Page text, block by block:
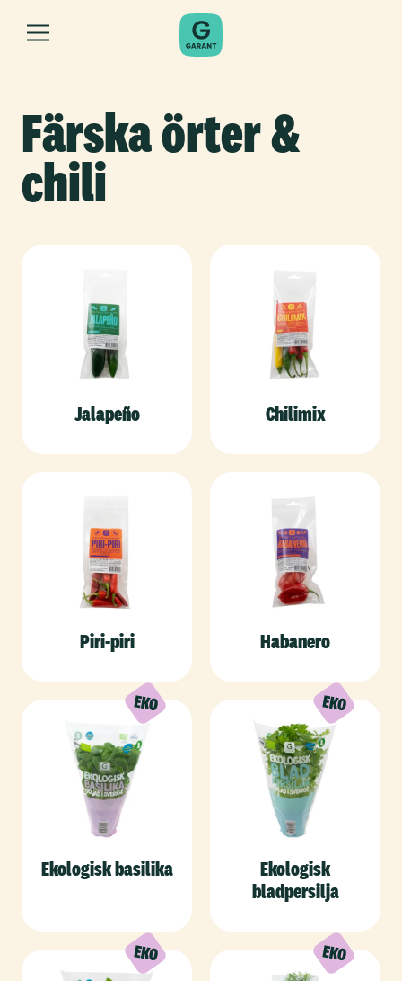
Färska örter &
chili
Jalapeño Chilimix
Piri-piri Habanero
Ekologisk basilika
Ekologisk
bladpersilja